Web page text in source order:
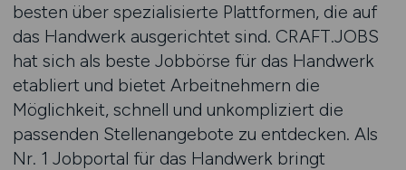
besten über spezialisierte Plattformen, die auf
das Handwerk ausgerichtet sind. CRAFT.JOBS
hat sich als beste Jobbörse für das Handwerk
etabliert und bietet Arbeitnehmern die
Möglichkeit, schnell und unkompliziert die
passenden Stellenangebote zu entdecken. Als
Nr. 1 Jobportal für das Handwerk bringt